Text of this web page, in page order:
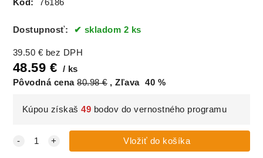
Kód: 76186
Dostupnosť: skladom 2 ks
39.50 € bez DPH
48.59 €
ks
Pôvodná cena 80.98€ Zľava 40 %
Kúpou získaš49 bodov do vernostného programu